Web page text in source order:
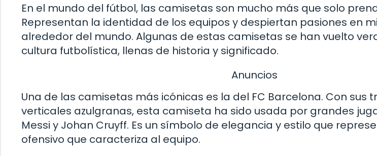
En el mundo del fútbol, las camisetas son mucho más que solo
Representan la identidad de los equipos y despiertan pasiones en
alrededor del mundo. Algunas de estas camisetas se han vuelto
cultura futbolística, llenas de historia y significado.
Anuncios
Una de las camisetas más icónicas es la del FC Barcelona. Con sus
verticales azulgranas, esta camiseta ha sido usada por grandes
Messi y Johan Cruyff. Es un símbolo de elegancia y estilo que
ofensivo que caracteriza al equipo.